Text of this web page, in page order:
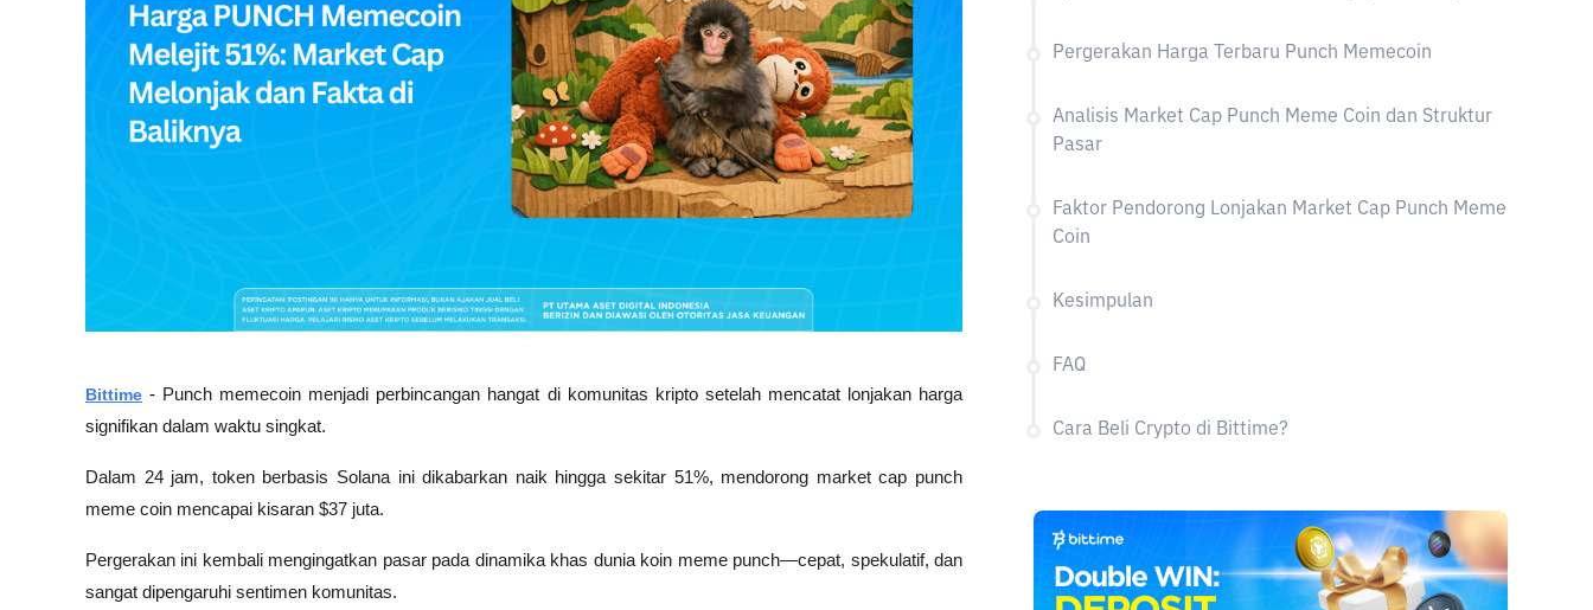
Bittime - Punch memecoin menjadi perbincangan hangat di komunitas kripto setelah mencatat lonjakan harga
signifikan dalam waktu singkat.
Dalam 24 jam, token berbasis Solana ini dikabarkan naik hingga sekitar 51%, mendorong market cap punch
meme coin mencapai kisaran $37 juta.
Pergerakan ini kembali mengingatkan pasar pada dinamika khas dunia koin meme punch—cepat, spekulatif, dan
sangat dipengaruhi sentimen komunitas.
Pergerakan Harga Terbaru Punch Memecoin
Analisis Market Cap Punch Meme Coin dan Struktur
Pasar
Faktor Pendorong Lonjakan Market Cap Punch Meme
Coin
Kesimpulan
FAQ
Cara Beli Crypto di Bittime?